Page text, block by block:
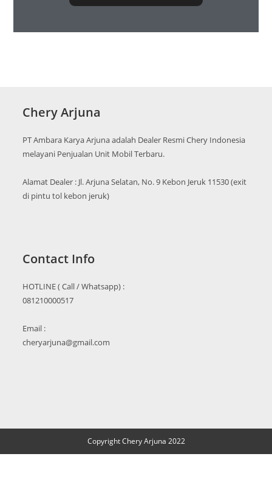
Chery Arjuna
PT Ambara Karya Arjuna adalah Dealer Resmi Chery Indonesia
melayani Penjualan Unit Mobil Terbaru.
Alamat Dealer : Jl. Arjuna Selatan, No. 9 Kebon Jeruk 11530 (exit
di pintu tol kebon jeruk)
Contact Info
HOTLINE ( Call / Whatsapp) :
081210000517
Email :
cheryarjuna@gmail.com
Copyright Chery Arjuna 2022